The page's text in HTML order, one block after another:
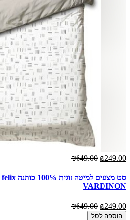
₪249.00
₪649.00
VARDINON
₪249.00
₪649.00
הוספה לסל